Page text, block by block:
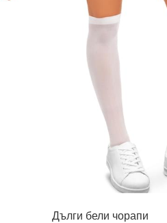
Дълги бели чорапи